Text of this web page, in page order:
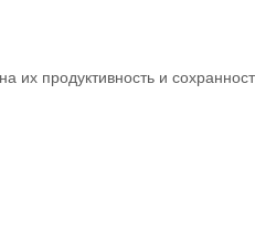
их продуктивность и